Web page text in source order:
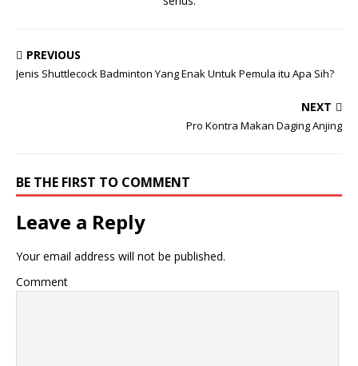
PREVIOUS
Jenis Shuttlecock Badminton Yang Enak Untuk Pemula itu Apa Sih?
NEXT
Pro Kontra Makan Daging Anjing
BE THE FIRST TO COMMENT
Leave a Reply
Your email address will not be published.
Comment